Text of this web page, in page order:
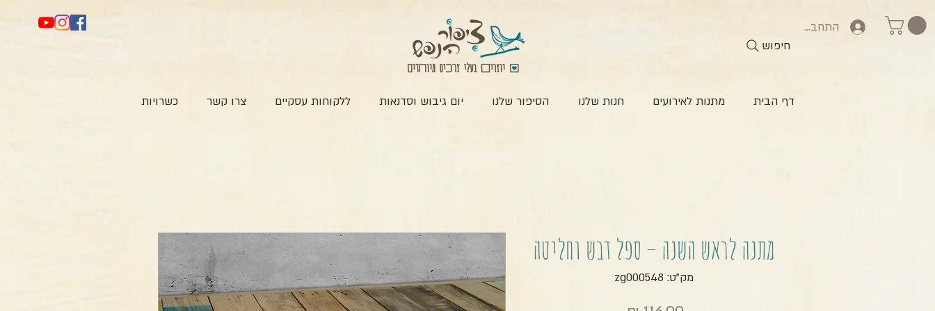
התחברות
חיפוש
דף הבית מתנות לאירועים חנות שלנו הסיפור שלנו יום גיבוש וסדנאות ללקוחות עסקיים צרו קשר כשרויות
מתנה לראש השנה – ספל דבש וחליטה
מק"ט: zg000548